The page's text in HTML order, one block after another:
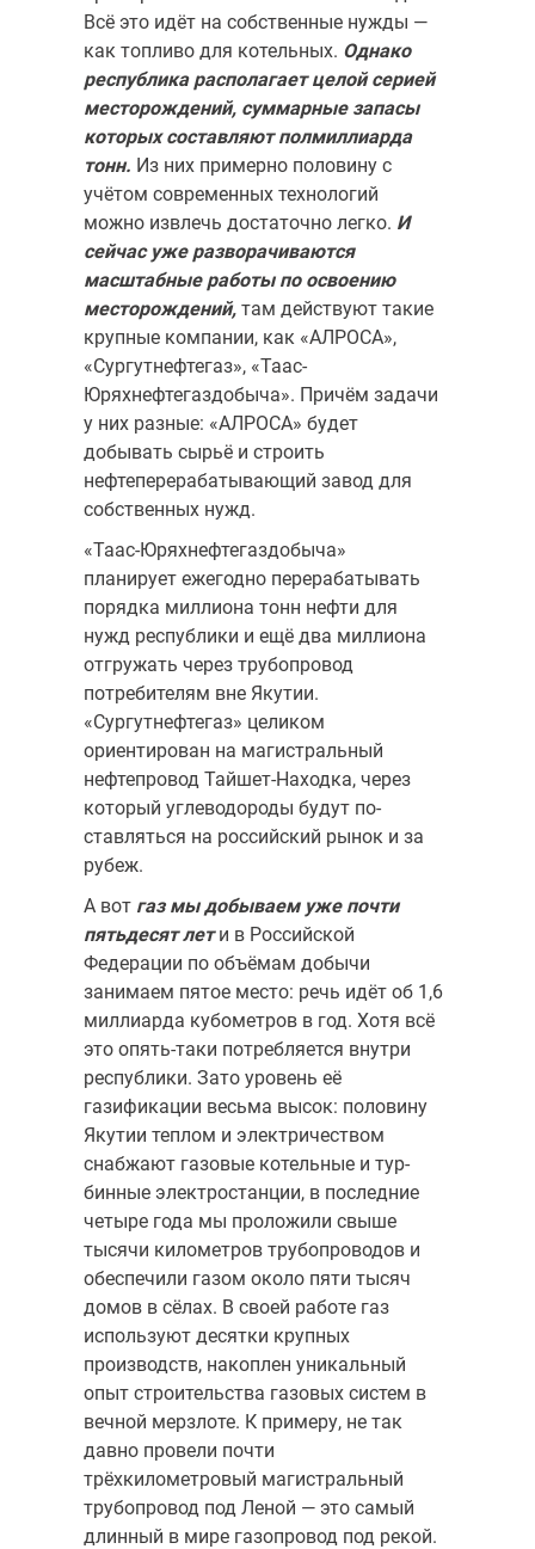
Всё это идёт на собственные нужды —
как топли­во для котельных. Однако
республика располагает целой серией
месторождений, суммарные запасы
которых составляют пол­миллиарда
тонн. Из них примерно половину с
учётом современных технологий
можно извлечь достаточно легко. И
сейчас уже развора­чиваются
масштабные работы по освоению
месторождений, там действуют такие
крупные компании, как «АЛРОСА»,
«Сургутнефтегаз», «Таас-
Юряхнефтегаздобыча». Причём задачи
у них разные: «АЛРОСА» будет
добывать сырьё и строить
нефтеперерабатывающий завод для
собственных нужд.
«Таас-Юряхнефтегаздобыча»
планирует ежегодно перерабатывать
порядка миллиона тонн нефти для
нужд республики и ещё два миллиона
отгружать через трубопровод
потребителям вне Якутии.
«Сургутнефтегаз» целиком
ориентирован на магистральный
нефтепровод Тайшет-Находка, через
который углеводороды будут по­
ставляться на российский рынок и за
рубеж.
А вот газ мы добываем уже почти
пятьдесят лети в Российской
Федерации по объёмам добычи
занимаем пятое место: речь идёт об 1,6
миллиарда кубометров в год. Хотя всё
это опять-таки потребляется вну­три
республики. Зато уровень её
газификации весьма высок: половину
Якутии теплом и электричеством
снабжают газовые котельные и тур­
бинные электростанции, в последние
четыре года мы проложили свы­ше
тысячи километров трубопроводов и
обеспечили газом около пяти тысяч
домов в сёлах. В своей работе газ
используют десятки крупных
производств, накоплен уникальный
опыт строительства газовых систем в
вечной мерзлоте. К примеру, не так
давно провели почти
трёхкилометровый магистральный
трубопровод под Леной — это самый
длинный в мире газопровод под рекой.